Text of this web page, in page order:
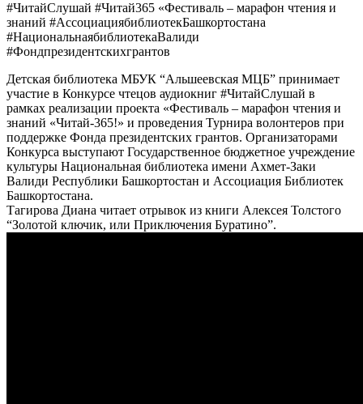
#ЧитайСлушай #Читай365 «Фестиваль – марафон чтения и
знаний #АссоциациябиблиотекБашкортостана
#НациональнаябиблиотекаВалиди
#Фондпрезидентскихгрантов
Детская библиотека МБУК “Альшеевская МЦБ” принимает
участие в Конкурсе чтецов аудиокниг #ЧитайСлушай в
рамках реализации проекта «Фестиваль – марафон чтения и
знаний «Читай-365!» и проведения Турнира волонтеров при
поддержке Фонда президентских грантов. Организаторами
Конкурса выступают Государственное бюджетное учреждение
культуры Национальная библиотека имени Ахмет-Заки
Валиди Республики Башкортостан и Ассоциация Библиотек
Башкортостана.
Тагирова Диана читает отрывок из книги Алексея Толстого
“Золотой ключик, или Приключения Буратино”.